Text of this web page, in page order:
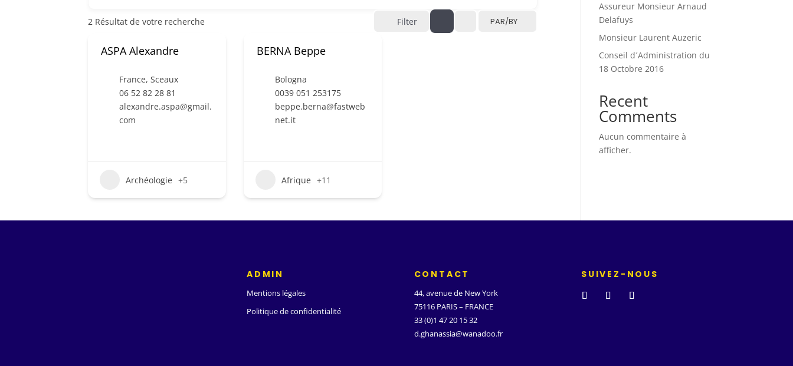
2 Résultat de votre recherche Filter PAR/BY
ASPA Alexandre
France,Sceaux
06 52 82 28 81
alexandre.aspa@gmail.
com
Archéologie +5
BERNA Beppe
Bologna
0039 051 253175
beppe.berna@fastweb
net.it
Afrique +11
Assureur Monsieur Arnaud
Delafuys
Monsieur Laurent Auzeric
Conseil d´Administration du
18 Octobre 2016
Recent
Comments
Aucun commentaire à
afficher.
ADMIN
Mentions légales
Politique de confidentialité
CONTACT
44, avenue de New York
75116 PARIS – FRANCE
33 (0)1 47 20 15 32
d.ghanassia@wanadoo.fr
SUIVEZ-NOUS